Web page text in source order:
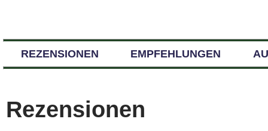
REZENSIONEN EMPFEHLUNGEN
Rezensionen